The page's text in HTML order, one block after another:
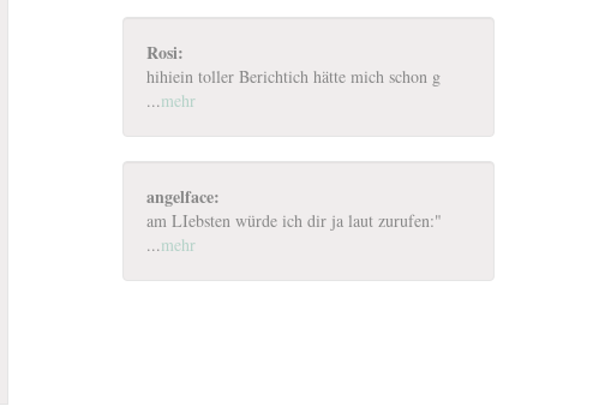
Rosi:
hihiein toller Berichtich hätte mich schon g
...mehr
angelface:
am LIebsten würde ich dir ja laut zurufen:"
...mehr